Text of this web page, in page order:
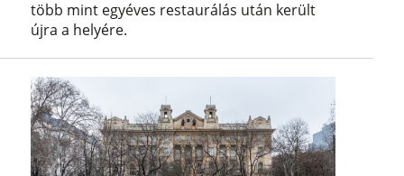
több mint egyéves restaurálás után került
újra a helyére.